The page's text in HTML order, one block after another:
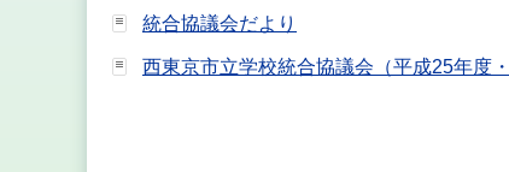
統合協議会だより
西東京市立学校統合協議会（平成25年度・